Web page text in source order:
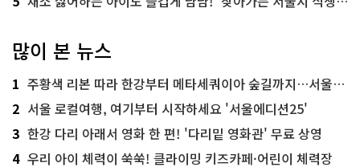
많이 본 뉴스
1 주황색 리본 따라 한강부터 메타세쿼이아 숲길까지…서울둘레길 15코스
2 서울 로컬여행, 여기부터 시작하세요 '서울에디션25'
3 한강 다리 아래서 영화 한 편! '다리밑 영화관' 무료 상영
4 우리 아이 체력이 쑥쑥! 클라이밍 키즈카페·어린이 체력장